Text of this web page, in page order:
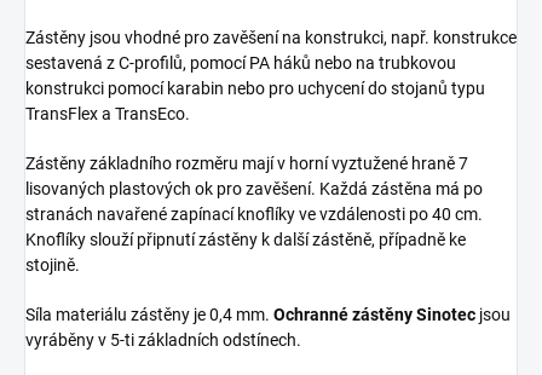
Zástěny jsou vhodné pro zavěšení na konstrukci, např. konstrukce
sestavená z C-profilů, pomocí PA háků nebo na trubkovou
konstrukci pomocí karabin nebo pro uchycení do stojanů typu
TransFlex a TransEco.
Zástěny základního rozměru mají v horní vyztužené hraně 7
lisovaných plastových ok pro zavěšení. Každá zástěna má po
stranách navařené zapínací knoflíky ve vzdálenosti po 40 cm.
Knoflíky slouží připnutí zástěny k další zástěně, případně ke
stojině.
Síla materiálu zástěny je 0,4 mm. Ochranné zástěny Sinotec jsou
vyráběny v 5-ti základních odstínech.